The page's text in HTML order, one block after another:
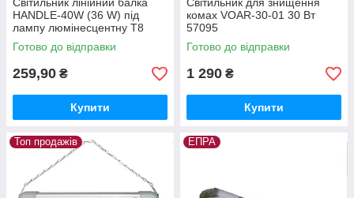
HANDLE-40W (36 W) під
лампу люмінесцентну Т8
40W 57089
Готово до відправки
259,90 ₴
Купити
комах VOAR-30-01 30 Вт
57095
Готово до відправки
1 290 ₴
Купити
Топ продажів ЕПРА